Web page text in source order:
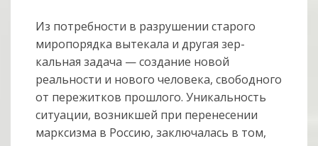
Из потребности в разрушении старого
миропорядка вытекала и другая зер­
кальная задача — создание новой
реальности и нового человека, свободного
от пере­житков прошлого. Уникальность
ситуации, возникшей при перенесении
мар­ксизма в Россию, заключалась в том,